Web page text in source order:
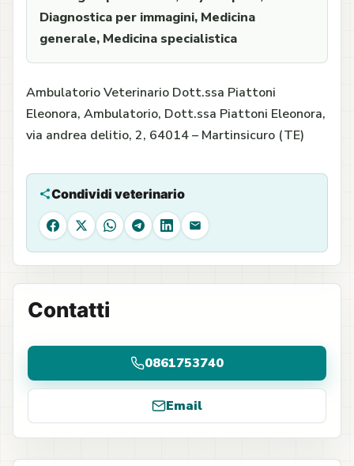
Diagnostica per immagini, Medicina
generale, Medicina specialistica
Ambulatorio Veterinario Dott.ssa Piattoni
Eleonora, Ambulatorio, Dott.ssa Piattoni Eleonora,
via andrea delitio, 2, 64014 – Martinsicuro (TE)
Condividi veterinario
Facebook
X WhatsAppTelegram
LinkedIn
Email
Contatti
0861753740
Email